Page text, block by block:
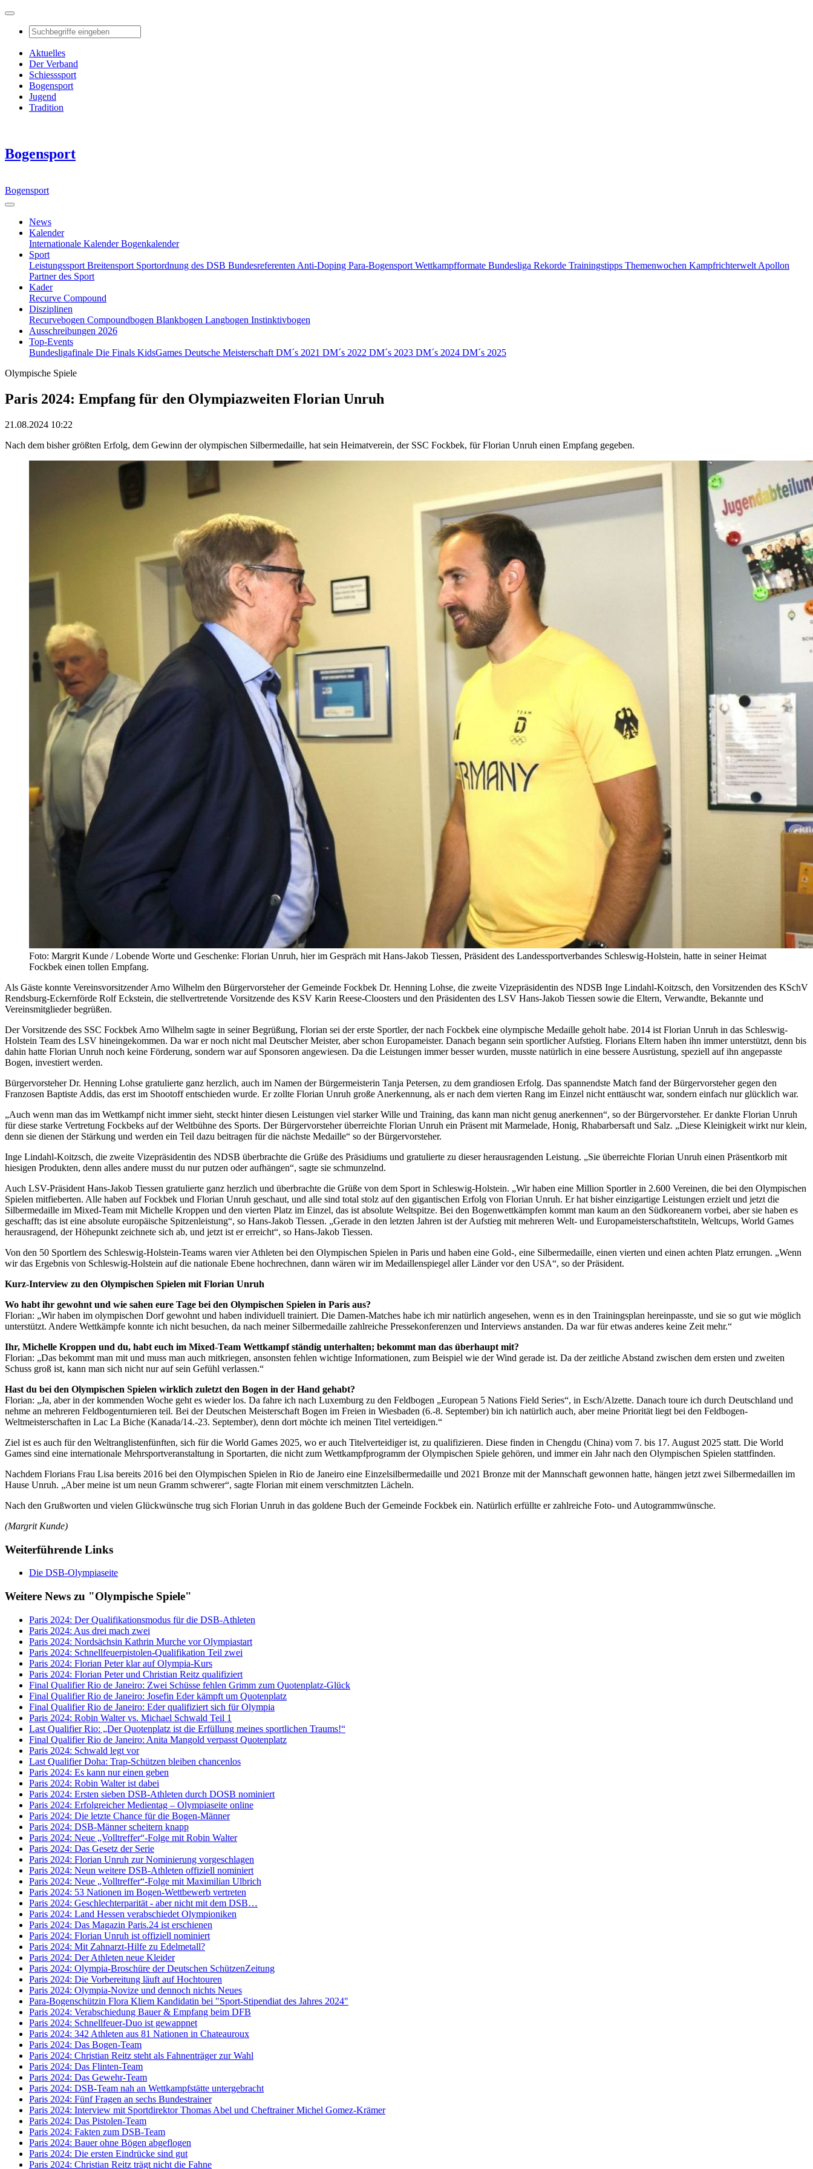
Aktuelles
Der Verband
Schiesssport
Bogensport
Jugend
Tradition
Bogensport
Bogensport
News
Kalender
Internationale KalenderBogenkalender
Sport
Leistungssport Breitensport Sportordnung des DSB Bundesreferenten Anti-Doping Para-Bogensport Wettkampfformate Bundesliga Rekorde Trainingstipps Themenwochen Kampfrichterwelt Apollon
Partner des Sport
Kader
Recurve Compound
Disziplinen
Recurvebogen Compoundbogen Blankbogen Langbogen Instinktivbogen
Ausschreibungen 2026
Top-Events
Bundesligafinale Die Finals KidsGames Deutsche Meisterschaft DM´s 2021 DM´s 2022 DM´s 2023 DM´s 2024 DM´s 2025
Olympische Spiele
Paris 2024: Empfang für den Olympiazweiten Florian Unruh
21.08.2024 10:22
Nach dem bisher größten Erfolg, dem Gewinn der olympischen Silbermedaille, hat sein Heimatverein, der SSC Fockbek, für Florian Unruh einen Empfang gegeben.
Foto: Margrit Kunde / Lobende Worte und Geschenke: Florian Unruh, hier im Gespräch mit Hans-Jakob Tiessen, Präsident des Landessportverbandes Schleswig-Holstein, hatte in seiner Heimat
Fockbek einen tollen Empfang.
Als Gäste konnte Vereinsvorsitzender Arno Wilhelm den Bürgervorsteher der Gemeinde Fockbek Dr. Henning Lohse, die zweite Vizepräsidentin des NDSB Inge Lindahl-Koitzsch, den Vorsitzenden des KSchV
Rendsburg-Eckernförde Rolf Eckstein, die stellvertretende Vorsitzende des KSV Karin Reese-Cloosters und den Präsidenten des LSV Hans-Jakob Tiessen sowie die Eltern, Verwandte, Bekannte und
Vereinsmitglieder begrüßen.
Der Vorsitzende des SSC Fockbek Arno Wilhelm sagte in seiner Begrüßung, Florian sei der erste Sportler, der nach Fockbek eine olympische Medaille geholt habe. 2014 ist Florian Unruh in das Schleswig-
Holstein Team des LSV hineingekommen. Da war er noch nicht mal Deutscher Meister, aber schon Europameister. Danach begann sein sportlicher Aufstieg. Florians Eltern haben ihn immer unterstützt, denn bis
dahin hatte Florian Unruh noch keine Förderung, sondern war auf Sponsoren angewiesen. Da die Leistungen immer besser wurden, musste natürlich in eine bessere Ausrüstung, speziell auf ihn angepasste
Bogen, investiert werden.
Bürgervorsteher Dr. Henning Lohse gratulierte ganz herzlich, auch im Namen der Bürgermeisterin Tanja Petersen, zu dem grandiosen Erfolg. Das spannendste Match fand der Bürgervorsteher gegen den
Franzosen Baptiste Addis, das erst im Shootoff entschieden wurde. Er zollte Florian Unruh große Anerkennung, als er nach dem vierten Rang im Einzel nicht enttäuscht war, sondern einfach nur glücklich war.
„Auch wenn man das im Wettkampf nicht immer sieht, steckt hinter diesen Leistungen viel starker Wille und Training, das kann man nicht genug anerkennen“, so der Bürgervorsteher. Er dankte Florian Unruh
für diese starke Vertretung Fockbeks auf der Weltbühne des Sports. Der Bürgervorsteher überreichte Florian Unruh ein Präsent mit Marmelade, Honig, Rhabarbersaft und Salz. „Diese Kleinigkeit wirkt nur klein,
denn sie dienen der Stärkung und werden ein Teil dazu beitragen für die nächste Medaille“ so der Bürgervorsteher.
Inge Lindahl-Koitzsch, die zweite Vizepräsidentin des NDSB überbrachte die Grüße des Präsidiums und gratulierte zu dieser herausragenden Leistung. „Sie überreichte Florian Unruh einen Präsentkorb mit
hiesigen Produkten, denn alles andere musst du nur putzen oder aufhängen“, sagte sie schmunzelnd.
Auch LSV-Präsident Hans-Jakob Tiessen gratulierte ganz herzlich und überbrachte die Grüße von dem Sport in Schleswig-Holstein. „Wir haben eine Million Sportler in 2.600 Vereinen, die bei den Olympischen
Spielen mitfieberten. Alle haben auf Fockbek und Florian Unruh geschaut, und alle sind total stolz auf den gigantischen Erfolg von Florian Unruh. Er hat bisher einzigartige Leistungen erzielt und jetzt die
Silbermedaille im Mixed-Team mit Michelle Kroppen und den vierten Platz im Einzel, das ist absolute Weltspitze. Bei den Bogenwettkämpfen kommt man kaum an den Südkoreanern vorbei, aber sie haben es
geschafft; das ist eine absolute europäische Spitzenleistung“, so Hans-Jakob Tiessen. „Gerade in den letzten Jahren ist der Aufstieg mit mehreren Welt- und Europameisterschaftstiteln, Weltcups, World Games
herausragend, der Höhepunkt zeichnete sich ab, und jetzt ist er erreicht“, so Hans-Jakob Tiessen.
Von den 50 Sportlern des Schleswig-Holstein-Teams waren vier Athleten bei den Olympischen Spielen in Paris und haben eine Gold-, eine Silbermedaille, einen vierten und einen achten Platz errungen. „Wenn
wir das Ergebnis von Schleswig-Holstein auf die nationale Ebene hochrechnen, dann wären wir im Medaillenspiegel aller Länder vor den USA“, so der Präsident.
Kurz-Interview zu den Olympischen Spielen mit Florian Unruh
Wo habt ihr gewohnt und wie sahen eure Tage bei den Olympischen Spielen in Paris aus?
Florian: „Wir haben im olympischen Dorf gewohnt und haben individuell trainiert. Die Damen-Matches habe ich mir natürlich angesehen, wenn es in den Trainingsplan hereinpasste, und sie so gut wie möglich
unterstützt. Andere Wettkämpfe konnte ich nicht besuchen, da nach meiner Silbermedaille zahlreiche Pressekonferenzen und Interviews anstanden. Da war für etwas anderes keine Zeit mehr.“
Ihr, Michelle Kroppen und du, habt euch im Mixed-Team Wettkampf ständig unterhalten; bekommt man das überhaupt mit?
Florian: „Das bekommt man mit und muss man auch mitkriegen, ansonsten fehlen wichtige Informationen, zum Beispiel wie der Wind gerade ist. Da der zeitliche Abstand zwischen dem ersten und zweiten
Schuss groß ist, kann man sich nicht nur auf sein Gefühl verlassen.“
Hast du bei den Olympischen Spielen wirklich zuletzt den Bogen in der Hand gehabt?
Florian: „Ja, aber in der kommenden Woche geht es wieder los. Da fahre ich nach Luxemburg zu den Feldbogen „European 5 Nations Field Series“, in Esch/Alzette. Danach toure ich durch Deutschland und
nehme an mehreren Feldbogenturnieren teil. Bei der Deutschen Meisterschaft Bogen im Freien in Wiesbaden (6.-8. September) bin ich natürlich auch, aber meine Priorität liegt bei den Feldbogen-
Weltmeisterschaften in Lac La Biche (Kanada/14.-23. September), denn dort möchte ich meinen Titel verteidigen.“
Ziel ist es auch für den Weltranglistenfünften, sich für die World Games 2025, wo er auch Titelverteidiger ist, zu qualifizieren. Diese finden in Chengdu (China) vom 7. bis 17. August 2025 statt. Die World
Games sind eine internationale Mehrsportveranstaltung in Sportarten, die nicht zum Wettkampfprogramm der Olympischen Spiele gehören, und immer ein Jahr nach den Olympischen Spielen stattfinden.
Nachdem Florians Frau Lisa bereits 2016 bei den Olympischen Spielen in Rio de Janeiro eine Einzelsilbermedaille und 2021 Bronze mit der Mannschaft gewonnen hatte, hängen jetzt zwei Silbermedaillen im
Hause Unruh. „Aber meine ist um neun Gramm schwerer“, sagte Florian mit einem verschmitzten Lächeln.
Nach den Grußworten und vielen Glückwünsche trug sich Florian Unruh in das goldene Buch der Gemeinde Fockbek ein. Natürlich erfüllte er zahlreiche Foto- und Autogrammwünsche.
(Margrit Kunde)
Weiterführende Links
Die DSB-Olympiaseite
Weitere News zu "Olympische Spiele"
Paris 2024: Der Qualifikationsmodus für die DSB-Athleten
Paris 2024: Aus drei mach zwei
Paris 2024: Nordsächsin Kathrin Murche vor Olympiastart
Paris 2024: Schnellfeuerpistolen-Qualifikation Teil zwei
Paris 2024: Florian Peter klar auf Olympia-Kurs
Paris 2024: Florian Peter und Christian Reitz qualifiziert
Final Qualifier Rio de Janeiro: Zwei Schüsse fehlen Grimm zum Quotenplatz-Glück
Final Qualifier Rio de Janeiro: Josefin Eder kämpft um Quotenplatz
Final Qualifier Rio de Janeiro: Eder qualifiziert sich für Olympia
Paris 2024: Robin Walter vs. Michael Schwald Teil 1
Last Qualifier Rio: „Der Quotenplatz ist die Erfüllung meines sportlichen Traums!“
Final Qualifier Rio de Janeiro: Anita Mangold verpasst Quotenplatz
Paris 2024: Schwald legt vor
Last Qualifier Doha: Trap-Schützen bleiben chancenlos
Paris 2024: Es kann nur einen geben
Paris 2024: Robin Walter ist dabei
Paris 2024: Ersten sieben DSB-Athleten durch DOSB nominiert
Paris 2024: Erfolgreicher Medientag – Olympiaseite online
Paris 2024: Die letzte Chance für die Bogen-Männer
Paris 2024: DSB-Männer scheitern knapp
Paris 2024: Neue „Volltreffer“-Folge mit Robin Walter
Paris 2024: Das Gesetz der Serie
Paris 2024: Florian Unruh zur Nominierung vorgeschlagen
Paris 2024: Neun weitere DSB-Athleten offiziell nominiert
Paris 2024: Neue „Volltreffer“-Folge mit Maximilian Ulbrich
Paris 2024: 53 Nationen im Bogen-Wettbewerb vertreten
Paris 2024: Geschlechterparität - aber nicht mit dem DSB…
Paris 2024: Land Hessen verabschiedet Olympioniken
Paris 2024: Das Magazin Paris.24 ist erschienen
Paris 2024: Florian Unruh ist offiziell nominiert
Paris 2024: Mit Zahnarzt-Hilfe zu Edelmetall?
Paris 2024: Der Athleten neue Kleider
Paris 2024: Olympia-Broschüre der Deutschen SchützenZeitung
Paris 2024: Die Vorbereitung läuft auf Hochtouren
Paris 2024: Olympia-Novize und dennoch nichts Neues
Para-Bogenschützin Flora Kliem Kandidatin bei "Sport-Stipendiat des Jahres 2024"
Paris 2024: Verabschiedung Bauer & Empfang beim DFB
Paris 2024: Schnellfeuer-Duo ist gewappnet
Paris 2024: 342 Athleten aus 81 Nationen in Chateauroux
Paris 2024: Das Bogen-Team
Paris 2024: Christian Reitz steht als Fahnenträger zur Wahl
Paris 2024: Das Flinten-Team
Paris 2024: Das Gewehr-Team
Paris 2024: DSB-Team nah an Wettkampfstätte untergebracht
Paris 2024: Fünf Fragen an sechs Bundestrainer
Paris 2024: Interview mit Sportdirektor Thomas Abel und Cheftrainer Michel Gomez-Krämer
Paris 2024: Das Pistolen-Team
Paris 2024: Fakten zum DSB-Team
Paris 2024: Bauer ohne Bögen abgeflogen
Paris 2024: Die ersten Eindrücke sind gut
Paris 2024: Christian Reitz trägt nicht die Fahne